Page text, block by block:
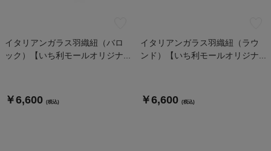
イタリアンガラス羽織紐（バロ
ック）【いち利モールオリジナ...
￥6,600 (税込)
イタリアンガラス羽織紐（ラウ
ンド）【いち利モールオリジナ...
￥6,600 (税込)